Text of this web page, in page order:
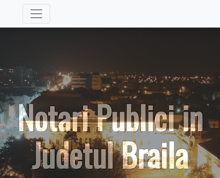
Notari Publici in
Judetul Braila